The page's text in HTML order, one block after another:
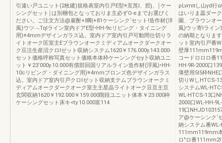
引違い戸ユニット(2枚建)規格表室内引戸E型※亙箆l、腔j、￨ケー
シングセット￨は別梱包となっておりま主必ずO-eまでお選びく
ださい。ご注文方法@雇酎+8剛+81ケーシンク‘セット!造作材(洋
風)ウツ﹁Tqlライン室内ドアE型•HH-9cリビング・タイニング
用)※4mmデザインガラス込。室内ドア室内引戸可動間仕切りラ
イトオーク匡室主Eブラウンオークミディアムオークダークオー
ク豆注生産沼クロlゼット収納システム1620￥176.000y.143.000-
セット価格呼称写真セット価格本体枠ケーンングセy卜収納ユニ
ット￥23‘000y.10.000有償部回国リアルライン造作材(浮風)•HH-
10cリビング・ダイニング用)※4mmブロンズ色デザインガラス
込。室内ドア室内引戸クロlゼット収納支テムブラウンオークミ
ディアムオークダークオーク室主主星晶ライトオーク豆亘主亘
玄関収納1620￥192.000￥159.000階段ユニット体本￥23.000枠
ケーシングセット床キ<ty.10.000富114
ρLvmπし山γd行
はいりま蕊ダー
園、ブラウンオ
風)ウッ寄lライ
の納期となりま
ット室内引戸番
壁厚
コードロロロ番
HH-9R-2000口
薄壁用5I5枠NHE
切りWしHTCS-
システムWL-
WL-HTCS-13口
2000口WL-HH-
19口
ア@ケーシンク‘
納システム番
111mm119mm
ロ"ロ番